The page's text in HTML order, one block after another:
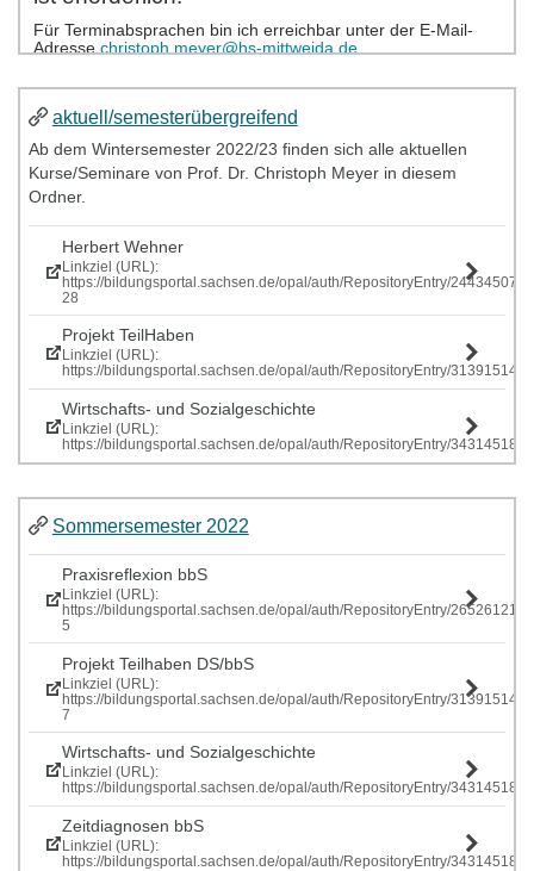
aktuell/semesterübergreifend
Ab dem Wintersemester 2022/23 finden sich alle aktuellen
Kurse/Seminare von Prof. Dr. Christoph Meyer in diesem
Ordner.
Herbert Wehner
Linkziel (URL):
https://bildungsportal.sachsen.de/opal/auth/RepositoryEntry/
28
Projekt TeilHaben
Linkziel (URL):
https://bildungsportal.sachsen.de/opal/auth/RepositoryEntry/
Wirtschafts- und Sozialgeschichte
Linkziel (URL):
https://bildungsportal.sachsen.de/opal/auth/RepositoryEntry/
Sommersemester 2022
Praxisreflexion bbS
Linkziel (URL):
https://bildungsportal.sachsen.de/opal/auth/RepositoryEntry/
5
Projekt Teilhaben DS/bbS
Linkziel (URL):
https://bildungsportal.sachsen.de/opal/auth/RepositoryEntry/
7
Wirtschafts- und Sozialgeschichte
Linkziel (URL):
https://bildungsportal.sachsen.de/opal/auth/RepositoryEntry/
Zeitdiagnosen bbS
Linkziel (URL):
https://bildungsportal.sachsen.de/opal/auth/RepositoryEntry/